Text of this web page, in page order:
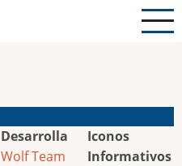
Desarrolla
Wolf Team
Iconos
Informativos